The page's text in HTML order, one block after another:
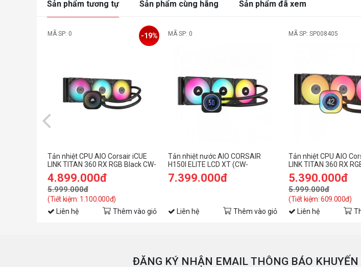
Sản phẩm tương tự Sản phẩm cùng hãng Sản phẩm đã xem
MÃ SP: 0
Tản nhiệt CPU AIO Corsair iCUE
LINK TITAN 360 RX RGB Black CW-
9061018-WW
4.899.000đ
5.999.000đ
(Tiết kiệm: 1.100.000đ)
-19%
Liên hệ Thêm vào giỏ
MÃ SP: 0
Tản nhiệt nước AIO CORSAIR
H150I ELITE LCD XT (CW-
9060075-WW)
7.399.000đ
Liên hệ Thêm vào giỏ
MÃ SP: SP008405
Tản nhiệt CPU AIO
LINK TITAN 360 RX
– CW-9061023-WW
5.390.000đ
5.999.000đ
(Tiết kiệm: 609.000đ)
Liên hệ
ĐĂNG KÝ NHẬN EMAIL THÔNG BÁO